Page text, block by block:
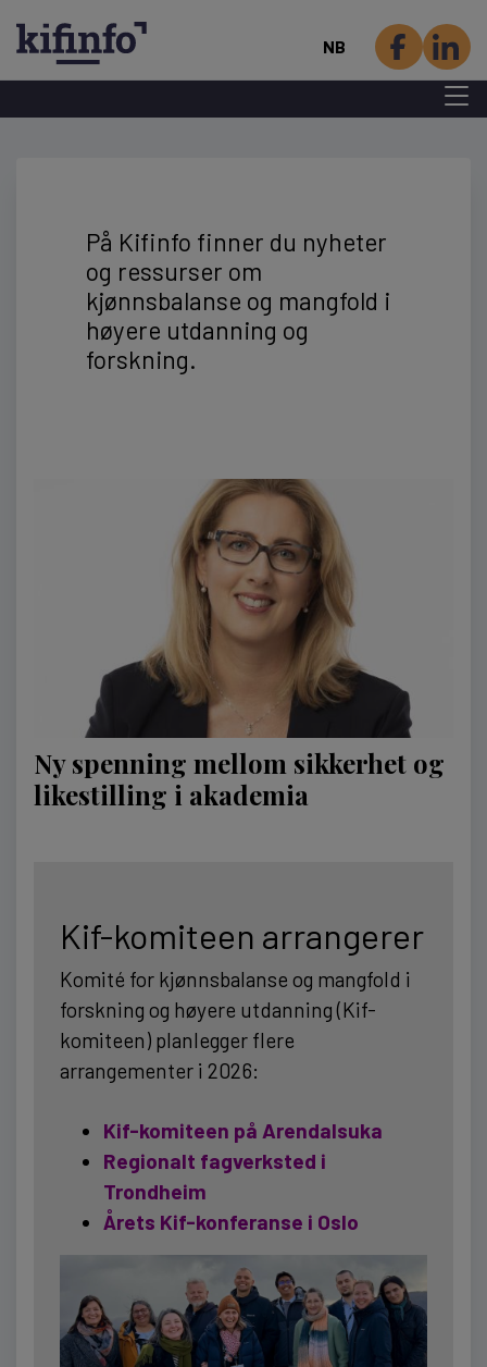
NB
Menu
På Kifinfo finner du nyheter
og ressurser om
kjønnsbalanse og mangfold i
høyere utdanning og
forskning.
Ny spenning mellom sikkerhet og
likestilling i akademia
Kif-komiteen arrangerer
Komité for kjønnsbalanse og mangfold i
forskning og høyere utdanning (Kif-
komiteen) planlegger flere
arrangementer i 2026:
Kif-komiteen på Arendalsuka
Regionalt fagverksted i
Trondheim
Årets Kif-konferanse i Oslo